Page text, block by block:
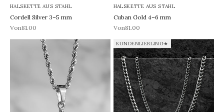
HALSKETTE AUS STAHL
Cordell Silver 3–5 mm
REA-pris
Von81.00
HALSKETTE AUS STAHL
Cuban Gold 4–6 mm
REA-pris
Von81.00
KUNDENLIEBLING★